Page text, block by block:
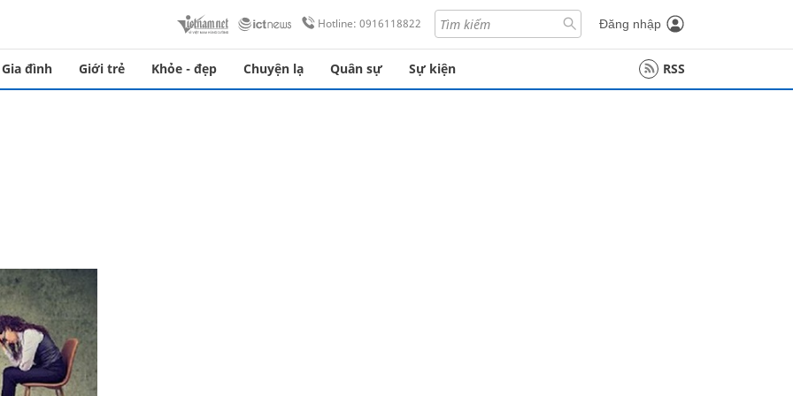
Hotline: 0916118822 Đăng nhập
Gia đình Giới trẻ Khỏe - đẹp Chuyện lạ Quân sự Sự kiện RSS